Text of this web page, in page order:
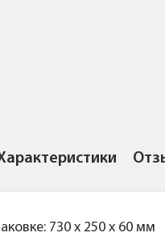
730 x 250 x 60 мм